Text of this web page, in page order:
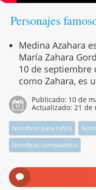
Personajes
Medina Azahara
María Zahara
10 de septiembre
como Zahara, es
Publicado: 10 de
Actualizado: 21 de
Nombres para niños
Nombres compuestos